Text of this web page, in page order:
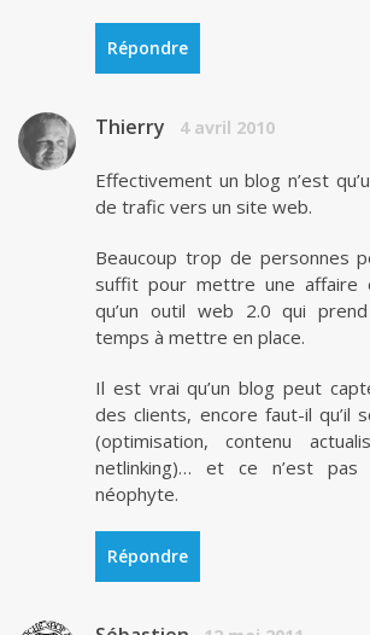
Répondre
Thierry 4 avril 2010
Effectivement un blog n’est
de trafic vers un site web.
Beaucoup trop de personnes
suffit pour mettre une affaire
qu’un outil web 2.0 qui
temps à mettre en place.
Il est vrai qu’un blog peut
des clients, encore faut-il qu’il
(optimisation, contenu
netlinking)… et ce n’est
néophyte.
Répondre